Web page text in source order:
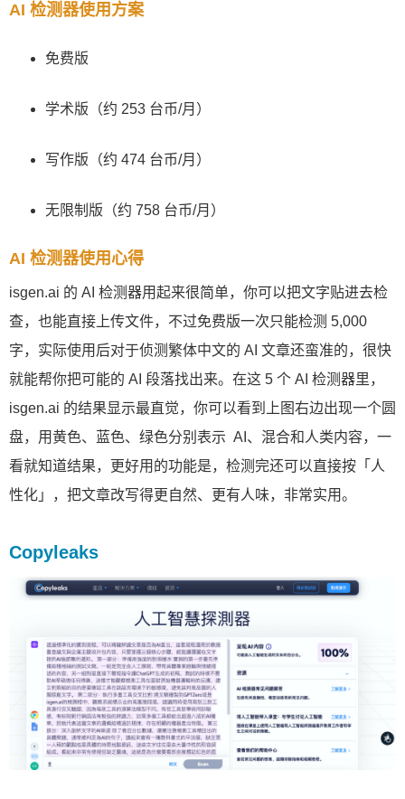
AI 检测器使用方案
免费版
学术版（约 253 台币/月）
写作版（约 474 台币/月）
无限制版（约 758 台币/月）
AI 检测器使用心得
isgen.ai 的 AI 检测器用起来很简单，你可以把文字贴进去检
查，也能直接上传文件，不过免费版一次只能检测 5,000
字，实际使用后对于侦测繁体中文的 AI 文章还蛮准的，很快
就能帮你把可能的 AI 段落找出来。在这 5 个 AI 检测器里，
isgen.ai 的结果显示最直觉，你可以看到上图右边出现一个圆
盘，用黄色、蓝色、绿色分别表示 AI、混合和人类内容，一
看就知道结果，更好用的功能是，检测完还可以直接按「人
性化」，把文章改写得更自然、更有人味，非常实用。
Copyleaks